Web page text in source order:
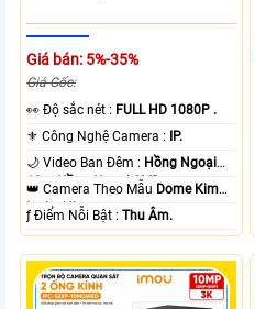
Giá bán: 5%-35%
Giá Gốc:
️👀 Độ sắc nét : FULL HD 1080P .
⚜️ Công Nghệ Camera : IP.
🌙 Video Ban Đêm : Hồng Ngoại
10m Hồng Ngoại SMD.
👑 Camera Theo Mẫu Dome Kim
loại + Nhựa.
️ƒ Điểm Nỗi Bật :Thu Âm.